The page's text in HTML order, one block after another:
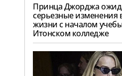
Принца Джорджа
серьезные изменения
жизни с началом
Итонском колледже